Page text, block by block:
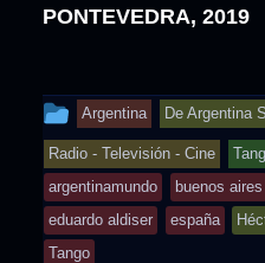
PONTEVEDRA, 2019
This
entry
was
posted
in
Argentina De Argentina
Radio - Televisión - Cine
argentinamundo
buenos aires
eduardo aldiser
españa
Tango